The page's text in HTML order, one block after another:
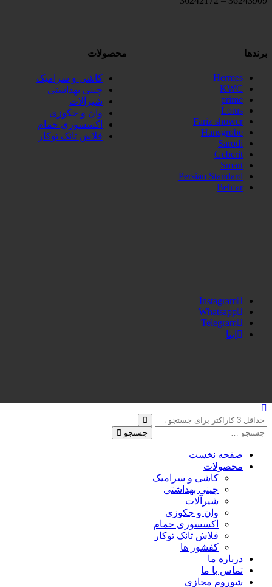
محصولات
کاشی و سرامیک
چینی بهداشتی
شیرآلات
وان و جکوزی
اکسسوری حمام
فلاش تانک توکار
برندها
Hermes
KWC
prime
Lotus
Fariz shower
Hansgrobe
Sarodi
Geberit
Smart
Persian Standard
Behfar
Instagram
Whatsapp
Telegram
ایتا
جستجو
صفحه نخست
محصولات
کاشی و سرامیک
چینی بهداشتی
شیرآلات
وان و جکوزی
اکسسوری حمام
فلاش تانک توکار
کفشور ها
درباره ما
تماس با ما
شوروم مجازی